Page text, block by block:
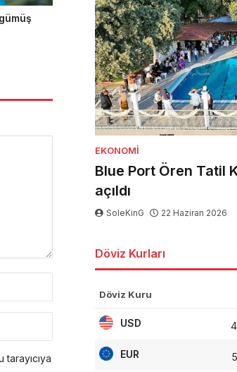
EKONOMI
Blue Port Ören Tatil
açıldı
SoleKinG 22 Haziran 2026
Döviz Kurları
Döviz Kuru
USD
EUR